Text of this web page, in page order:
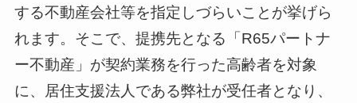
する不動産会社等を指定しづらいことが挙げら
れます。そこで、提携先となる「R65パートナ
ー不動産」が契約業務を行った高齢者を対象
に、居住支援法人である弊社が受任者となり、